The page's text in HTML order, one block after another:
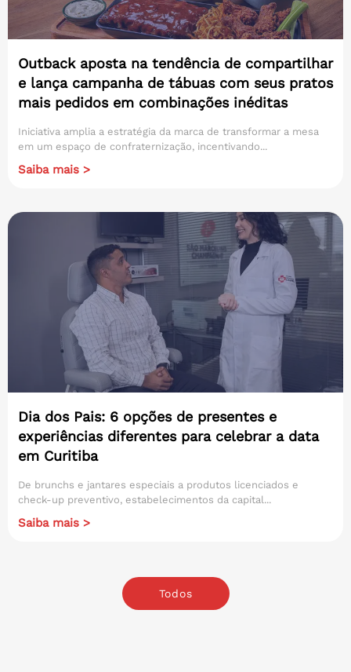
Outback aposta na tendência de compartilhar
e lança campanha de tábuas com seus pratos
mais pedidos em combinações inéditas
Iniciativa amplia a estratégia da marca de transformar a mesa
em um espaço de confraternização, incentivando...
Saiba mais >
Dia dos Pais: 6 opções de presentes e
experiências diferentes para celebrar a data
em Curitiba
De brunchs e jantares especiais a produtos licenciados e
check-up preventivo, estabelecimentos da capital...
Saiba mais >
Todos